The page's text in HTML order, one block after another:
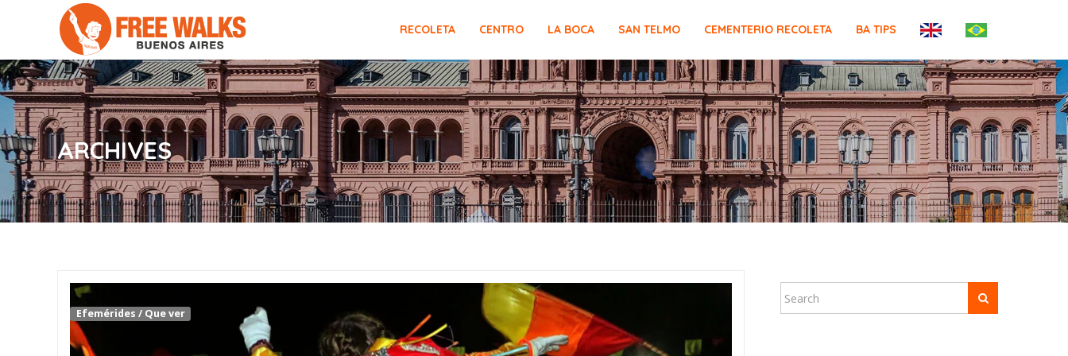
RECOLETA CENTRO LA BOCA SAN TELMO CEMENTERIO RECOLETA BA TIPS
ARCHIVES
Efemérides / Que ver